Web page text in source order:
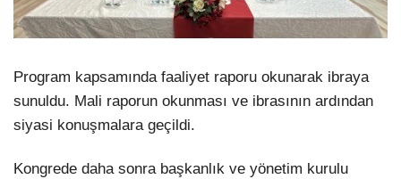
Program kapsamında faaliyet raporu okunarak ibraya
sunuldu. Mali raporun okunması ve ibrasının ardından
siyasi konuşmalara geçildi.
Kongrede daha sonra başkanlık ve yönetim kurulu